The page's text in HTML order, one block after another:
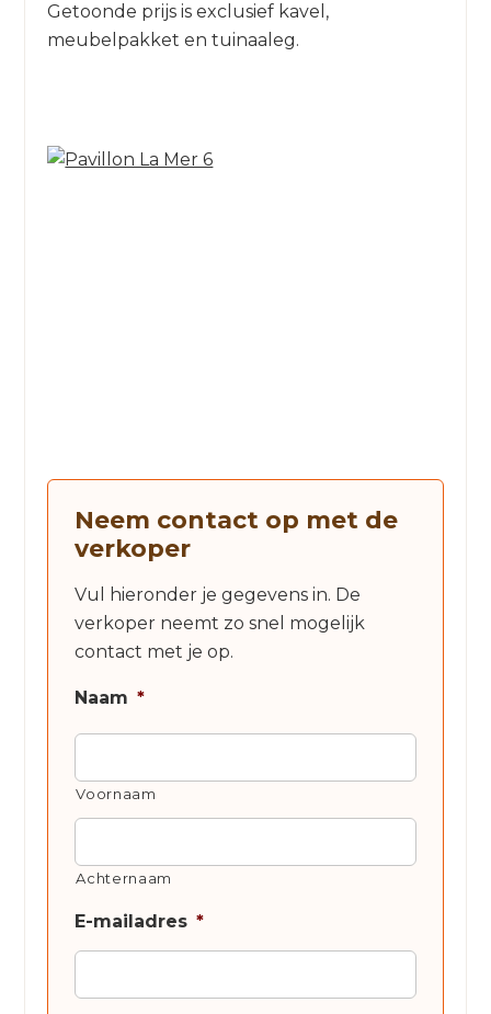
Getoonde prijs is exclusief kavel,
meubelpakket en tuinaaleg.
Neem contact op met de
verkoper
Vul hieronder je gegevens in. De
verkoper neemt zo snel mogelijk
contact met je op.
Naam *
Voornaam
Achternaam
E-mailadres *